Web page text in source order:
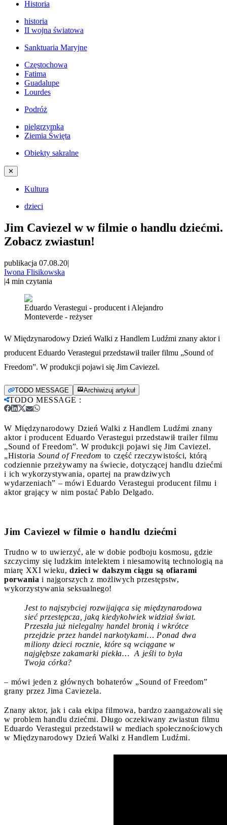
Historia
historia
II wojna światowa
Sanktuaria Maryjne
Częstochowa
Fatima
Guadalupe
Lourdes
Podróż
pielgrzymka
Ziemia Święta
Obiekty sakralne
✕
Kultura
dzieci
Jim Caviezel w w filmie o handlu dziećmi.
Zobacz zwiastun!
publikacja 07.08.20|
Iwona Flisikowska
|4 min czytania
Eduardo Verastegui - producent i Alejandro
Monteverde - reżyser
W Międzynarodowy Dzień Walki z Handlem Ludźmi znany aktor i
producent Eduardo Verastegui przedstawił trailer filmu „Sound of
Freedom”. W produkcji pojawi się Jim Caviezel.
TODO MESSAGE Archiwizuj artykuł
TODO MESSAGE :
W Międzynarodowy Dzień Walki z Handlem Ludźmi znany
aktor i producent Eduardo Verastegui przedstawił trailer filmu
„Sound of Freedom”. W produkcji pojawi się Jim Caviezel.
„Historia Sound of Freedom to część rzeczywistości, którą
codziennie przeżywamy na świecie, dotyczącej handlu dziećmi
i ich wykorzystywania, opartej na prawdziwych
wydarzeniach” – mówi Eduardo Verastegui producent filmu i
aktor grający w nim postać Pablo Delgado.
Jim Caviezel w filmie o handlu dziećmi
Trudno w to uwierzyć, ale w dobie podboju kosmosu, gdzie
szczycimy się ludzkim intelektem i niesamowitą technologią na
miarę XXI wieku, dzieci w dalszym ciągu są ofiarami
porwania i najgorszych z możliwych przestępstw,
wykorzystywania seksualnego!
Jest to najszybciej rozwijająca się międzynarodowa
sieć przestępcza, jaką kiedykolwiek widział świat.
Przeszła już nielegalny handel bronią i wkrótce
przejdzie przez handel narkotykami… Ponad dwa
miliony dzieci rocznie, które są wciągane w
najgłębsze zakamarki piekła… A jeśli to była
Twoja córka?
– mówi jeden z głównych bohaterów „Sound of Freedom”
grany przez Jima Caviezela.
Znany aktor, jak i cała ekipa filmowa, bardzo zaangażowali się
w problem handlu dziećmi. Długo oczekiwany zwiastun filmu
Eduardo Verastegui przedstawił w mediach społecznościowych
w Międzynarodowy Dzień Walki z Handlem Ludźmi.